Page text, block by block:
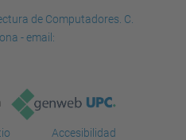
de Computadores. C.
- email:
Accesibilidad